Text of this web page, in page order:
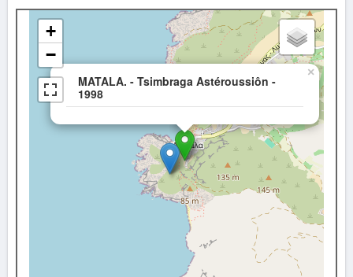
MATALA. - Tsimbraga Astéroussiôn -
1998
×
+
−